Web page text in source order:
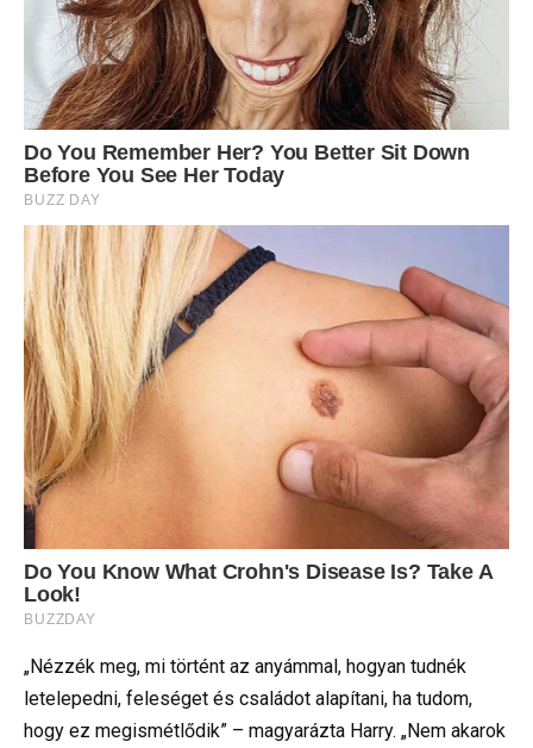
„Nézzék meg, mi történt az anyámmal, hogyan tudnék
letelepedni, feleséget és családot alapítani, ha tudom,
hogy ez megismétlődik” – magyarázta Harry. „Nem akarok